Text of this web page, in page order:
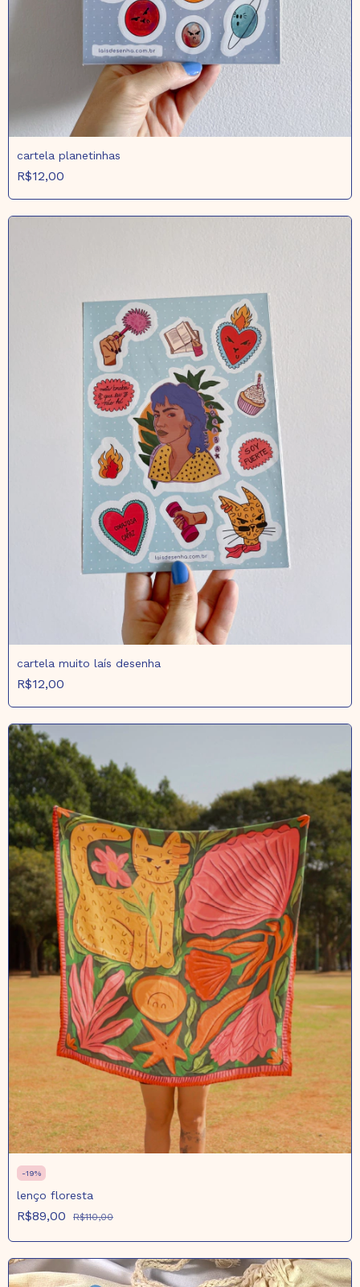
cartela planetinhas
R$12,00
cartela muito laís desenha
R$12,00
-19%
lenço floresta
R$89,00 R$110,00